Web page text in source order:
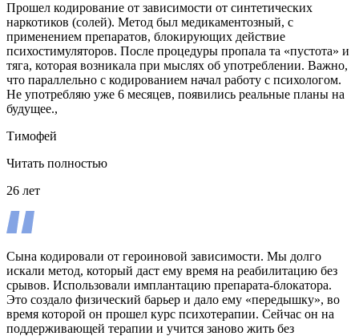
Прошел кодирование от зависимости от синтетических
наркотиков (солей). Метод был медикаментозный, с
применением препаратов, блокирующих действие
психостимуляторов. После процедуры пропала та «пустота» и
тяга, которая возникала при мыслях об употреблении. Важно,
что параллельно с кодированием начал работу с психологом.
Не употребляю уже 6 месяцев, появились реальные планы на
будущее.,
Тимофей
Читать полностью
26 лет
Сына кодировали от героиновой зависимости. Мы долго
искали метод, который даст ему время на реабилитацию без
срывов. Использовали имплантацию препарата-блокатора.
Это создало физический барьер и дало ему «передышку», во
время которой он прошел курс психотерапии. Сейчас он на
поддерживающей терапии и учится заново жить без